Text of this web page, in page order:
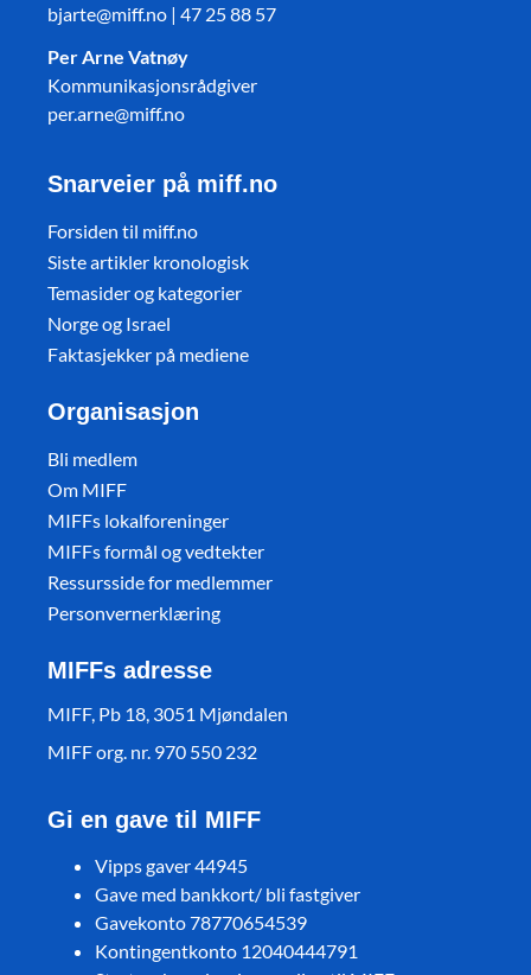
bjarte@miff.no | 47 25 88 57
Per Arne Vatnøy
Kommunikasjonsrådgiver
per.arne@miff.no
Snarveier på miff.no
Forsiden til miff.no
Siste artikler kronologisk
Temasider og kategorier
Norge og Israel
Faktasjekker på mediene
Organisasjon
Bli medlem
Om MIFF
MIFFs lokalforeninger
MIFFs formål og vedtekter
Ressursside for medlemmer
Personvernerklæring
MIFFs adresse
MIFF, Pb 18, 3051 Mjøndalen
MIFF org. nr. 970 550 232
Gi en gave til MIFF
Vipps gaver 44945
Gave med bankkort/ bli fastgiver
Gavekonto 78770654539
Kontingentkonto 12040444791